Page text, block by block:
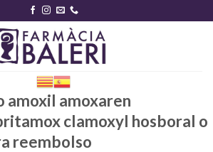
amoxil amoxaren
clamoxyl hosboral o
reembolso